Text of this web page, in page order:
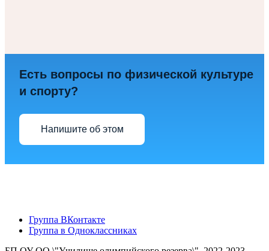
Есть вопросы по физической культуре
и спорту?
Напишите об этом
Группа ВКонтакте
Группа в Одноклассниках